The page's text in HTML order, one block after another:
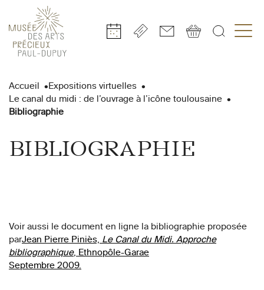
Gestion de vos préférences sur les cookies
au
contenu
principal
à
la
pied
Accueil
Expositions virtuelles
Le canal du midi : de l’ouvrage à l’icône toulousaine
Bibliographie
BIBLIOGRAPHIE
Voir aussi le document en ligne la bibliographie proposée
parJean Pierre Piniès, Le Canal du Midi. Approche
bibliographique, Ethnopôle-Garae
Septembre 2009.